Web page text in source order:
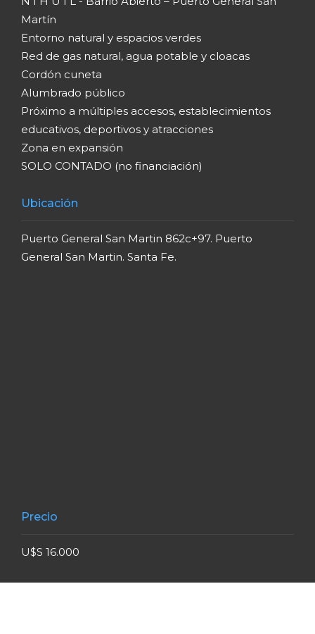
Martín
Entorno natural y espacios verdes
Red de gas natural, agua potable y cloacas
Cordón cuneta
Alumbrado público
Próximo a múltiples accesos, establecimientos
educativos, deportivos y atracciones
Zona en expansión
SOLO CONTADO (no financiación)
Ubicación
Puerto General San Martin 862c+97. Puerto
General San Martin. Santa Fe.
Precio
U$S 16.000